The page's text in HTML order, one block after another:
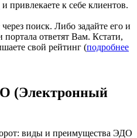
и привлекаете к себе клиентов.
поиск. Либо задайте его и
ответят Вам. Кстати,
свой рейтинг (подробнее
(Электронный